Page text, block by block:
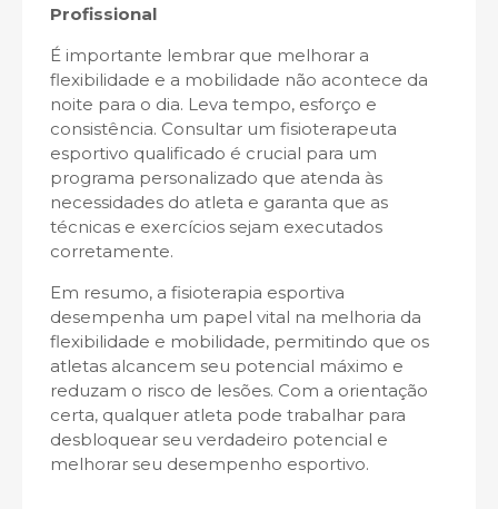
Profissional
É importante lembrar que melhorar a
flexibilidade e a mobilidade não acontece da
noite para o dia. Leva tempo, esforço e
consistência. Consultar um fisioterapeuta
esportivo qualificado é crucial para um
programa personalizado que atenda às
necessidades do atleta e garanta que as
técnicas e exercícios sejam executados
corretamente.
Em resumo, a fisioterapia esportiva
desempenha um papel vital na melhoria da
flexibilidade e mobilidade, permitindo que os
atletas alcancem seu potencial máximo e
reduzam o risco de lesões. Com a orientação
certa, qualquer atleta pode trabalhar para
desbloquear seu verdadeiro potencial e
melhorar seu desempenho esportivo.